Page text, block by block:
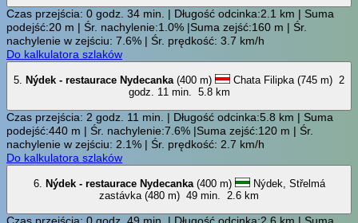
Czas przejścia: 0 godz. 34 min. | Długość odcinka:2.1 km | Suma
podejść:20 m | Śr. nachylenie:1.0% |Suma zejść:160 m | Śr.
nachylenie w zejściu: 7.6% | Śr. prędkość: 3.7 km/h
Do kalkulatora szlaków
5. Nýdek - restaurace Nydecanka(400 m) Chata Filipka (745 m) 2
godz. 11 min. 5.8 km
Czas przejścia: 2 godz. 11 min. | Długość odcinka:5.8 km | Suma
podejść:440 m | Śr. nachylenie:7.6% |Suma zejść:120 m | Śr.
nachylenie w zejściu: 2.1% | Śr. prędkość: 2.7 km/h
Do kalkulatora szlaków
6. Nýdek - restaurace Nydecanka(400 m)
Nýdek, Střelmá
zastávka (480 m) 49 min. 2.6 km